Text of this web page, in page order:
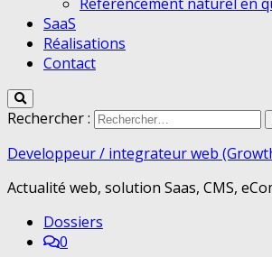
SaaS
Réalisations
Contact
Rechercher :
Developpeur / integrateur web
Actualité web, solution Saas, CMS,
Dossiers
0